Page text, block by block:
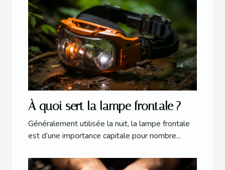
À quoi sert la lampe frontale ?
Généralement utilisée la nuit, la lampe frontale
est d’une importance capitale pour nombre...